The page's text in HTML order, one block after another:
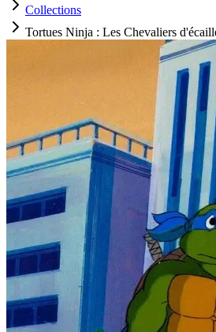
Collections
Tortues Ninja : Les Chevaliers